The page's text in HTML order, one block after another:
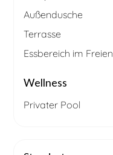
Außendusche
Terrasse
Essbereich im Freien
Wellness
Privater Pool